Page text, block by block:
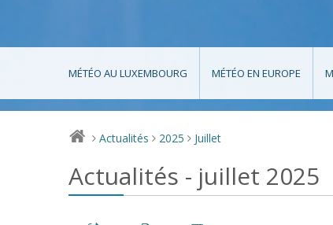
MÉTÉO AU LUXEMBOURG MÉTÉO EN EUROPE
> Actualités > 2025 > Juillet
Actualités - juillet 2025